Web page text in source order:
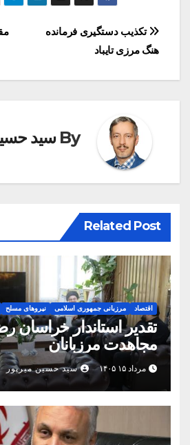
راهبری
نوشته
تکذیب دستگیری فرمانده
هنگ مرزی تایباد
By سید
Related Post
اقتصاد مرزبانی جمهوری اسلامی نیروهای مسلح
تقدیر استاندار خراسان
مجاهدت مرزبانان
مرداد ۱۵ ۱۴۰۵ سید حسین میرپور